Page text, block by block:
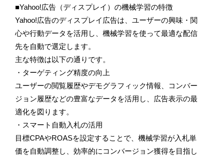
■Yahoo!広告（ディスプレイ）の機械学習の特徴
Yahoo!広告のディスプレイ広告は、ユーザーの興味・関
心や行動データを活用し、機械学習を使って最適な配信
先を自動で選定します。
主な特徴は以下の通りです。
・ターゲティング精度の向上
ユーザーの閲覧履歴やデモグラフィック情報、コンバー
ジョン履歴などの豊富なデータを活用し、広告表示の最
適化を図ります。
・スマート自動入札の活用
目標CPAやROASを設定することで、機械学習が入札単
価を自動調整し、効率的にコンバージョン獲得を目指し